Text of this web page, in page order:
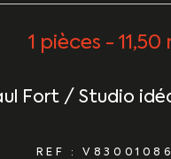
1 pièces - 11,50
Fort / Studio
REF :